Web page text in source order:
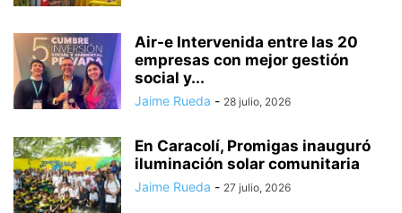
Air-e Intervenida entre las 20
empresas con mejor gestión
social y...
Jaime Rueda - 28 julio, 2026
En Caracolí, Promigas inauguró
iluminación solar comunitaria
Jaime Rueda - 27 julio, 2026